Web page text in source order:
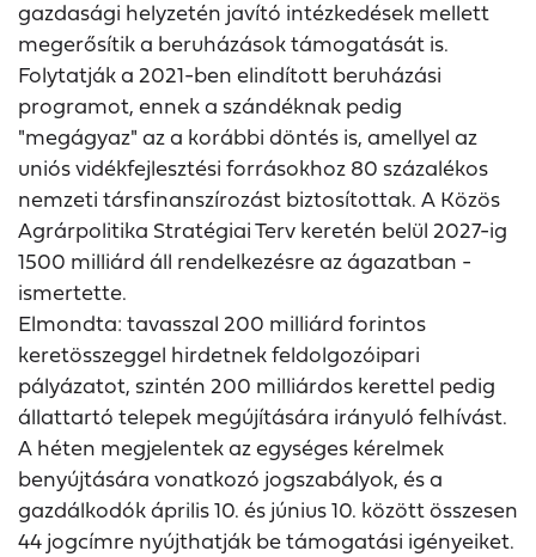
gazdasági helyzetén javító intézkedések mellett
megerősítik a beruházások támogatását is.
Folytatják a 2021-ben elindított beruházási
programot, ennek a szándéknak pedig
"megágyaz" az a korábbi döntés is, amellyel az
uniós vidékfejlesztési forrásokhoz 80 százalékos
nemzeti társfinanszírozást biztosítottak. A Közös
Agrárpolitika Stratégiai Terv keretén belül 2027-ig
1500 milliárd áll rendelkezésre az ágazatban -
ismertette.
Elmondta: tavasszal 200 milliárd forintos
keretösszeggel hirdetnek feldolgozóipari
pályázatot, szintén 200 milliárdos kerettel pedig
állattartó telepek megújítására irányuló felhívást.
A héten megjelentek az egységes kérelmek
benyújtására vonatkozó jogszabályok, és a
gazdálkodók április 10. és június 10. között összesen
44 jogcímre nyújthatják be támogatási igényeiket.